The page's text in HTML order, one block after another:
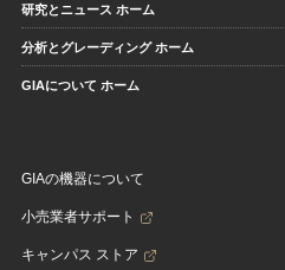
研究とニュース ホーム
分析とグレーディング ホーム
GIAについて ホーム
GIAの機器について
小売業者サポート
キャンパス ストア